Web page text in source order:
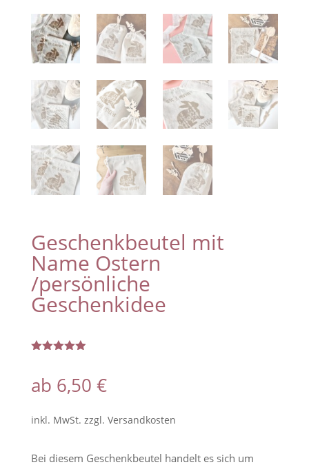
Geschenkbeutel mit
Name Ostern
/persönliche
Geschenkidee
von 5,
basierend
ertungen
ab 6,50 €
inkl. MwSt. zzgl. Versandkosten
Bei diesem Geschenkbeutel handelt es sich um